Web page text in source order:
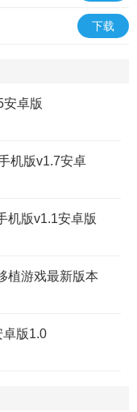
下载
卓版
机版v1.7安卓
机版v1.1安卓版
植游戏最新版本
卓版1.0